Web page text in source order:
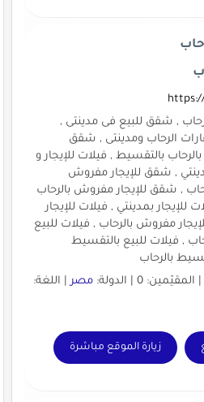
, شقق للبيع فى مدينتى ,
الرحاب ومدينتى , شقق
بالتقسيط , فيلات للإيجار و
, شقق للإيجار مفروش
, شقق للإيجار مفروش بالرحاب
للإيجار بمدينتي , فيلات للإيجار
مفروش بالرحاب , فيلات للبيع
, فيلات للبيع بالتقسيط
بالرحاب
مصر| اللغة:
زيارة الموقع مباشرة